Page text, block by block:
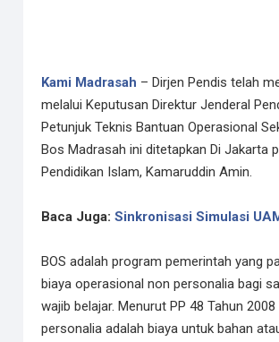
Kami Madrasah – Dirjen Pendis telah
melalui Keputusan Direktur Jenderal
Petunjuk Teknis Bantuan Operasional
Bos Madrasah ini ditetapkan Di Jakarta
Pendidikan Islam, Kamaruddin Amin.
Baca Juga: Sinkronisasi Simulasi
BOS adalah program pemerintah yang
biaya operasional non personalia bagi
wajib belajar. Menurut PP 48 Tahun
personalia adalah biaya untuk bahan